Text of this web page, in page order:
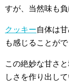
すが、当然味も負
クッキー自体は
も感じることがで
この絶妙な甘さ
しさを作り出して